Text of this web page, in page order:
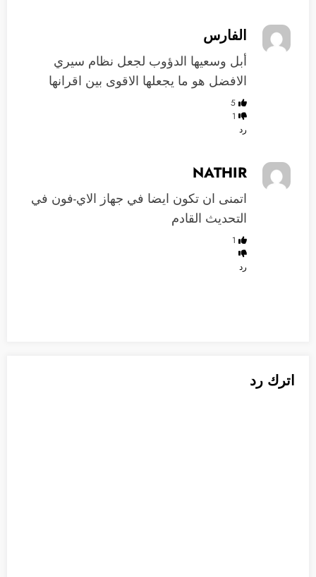
الفارس
أبل وسعيها الدؤوب لجعل نظام سيري
الافضل هو ما يجعلها الاقوى بين اقرانها
5
1
رد
NATHIR
اتمنى ان تكون ايضا في جهاز الاي-فون في
التحديث القادم
1
رد
اترك رد